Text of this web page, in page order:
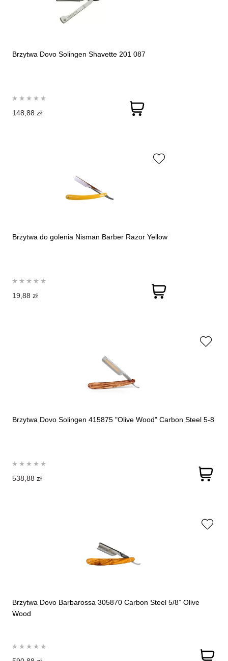
Brzytwa Dovo Solingen Shavette 201 087
148,88 zł
Brzytwa do golenia Nisman Barber Razor Yellow
19,88 zł
Brzytwa Dovo Solingen 415875 "Olive Wood" Carbon Steel 5-8
538,88 zł
Brzytwa Dovo Barbarossa 305870 Carbon Steel 5/8” Olive
Wood